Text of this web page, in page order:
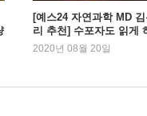
? 완벽하지 못하다고 해
있는가
[예스24 자연과학 MD
리 추천] 수포자도 읽게
는 재미있는 ‘수학 책’
2020년 08월 20일